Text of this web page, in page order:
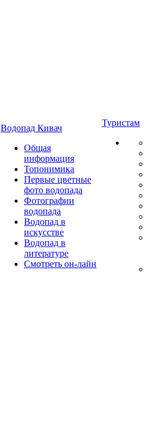
Водопад Кивач
Общая
информация
Топонимика
Первые цветные
фото водопада
Фотографии
водопада
Водопад в
искусстве
Водопад в
литературе
Смотреть он-лайн
Туристам